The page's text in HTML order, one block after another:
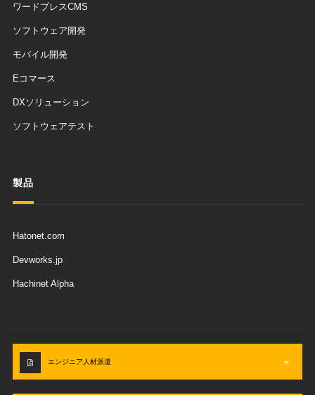
ワードプレスCMS
ソフトウェア開発
モバイル開発
Eコマース
DXソリューション
ソフトウェアテスト
製品
Hatonet.com
Devworks.jp
Hachinet Alpha
エンジニア人材派遣